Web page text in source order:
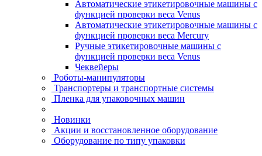
Автоматические этикетировочные машины с
функцией проверки веса Venus
Автоматические этикетировочные машины с
функцией проверки веса Mercury
Ручные этикетировочные машины с
функцией проверки веса Venus
Чеквейеры
Роботы-манипуляторы
Транспортеры и транспортные системы
Пленка для упаковочных машин
Новинки
Акции и восстановленное оборудование
Оборудование по типу упаковки